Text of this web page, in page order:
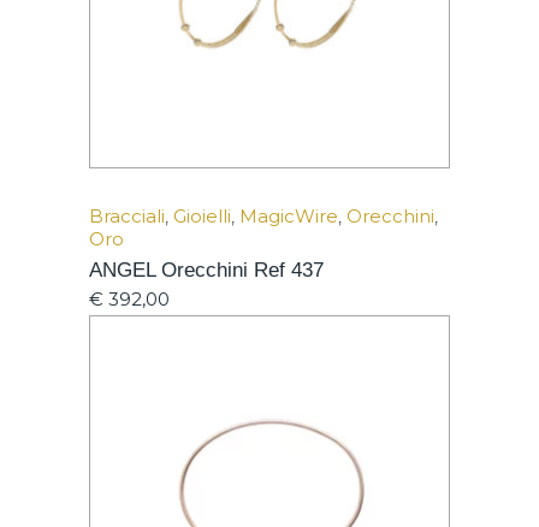
Bracciali Gioielli MagicWire Orecchini
Oro
ANGEL Orecchini Ref 437
€ 392,00